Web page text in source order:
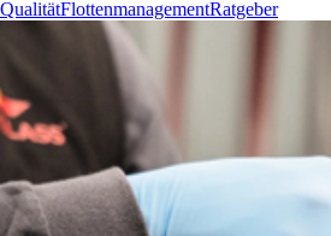
QualitätFlottenmanagementRatgeber